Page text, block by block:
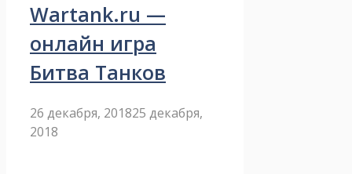
Wartank.ru —
онлайн игра
Битва Танков
26 декабря, 201825 декабря,
2018